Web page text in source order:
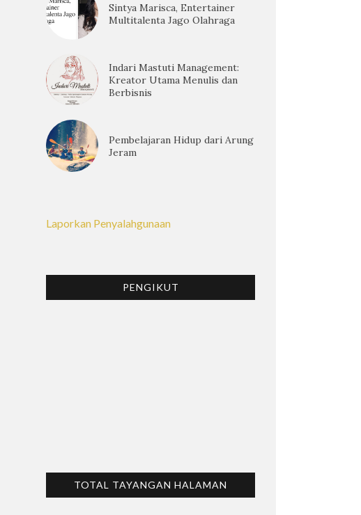
Sintya Marisca, Entertainer
Multitalenta Jago Olahraga
Indari Mastuti Management:
Kreator Utama Menulis dan
Berbisnis
Pembelajaran Hidup dari Arung
Jeram
Laporkan Penyalahgunaan
PENGIKUT
TOTAL TAYANGAN HALAMAN